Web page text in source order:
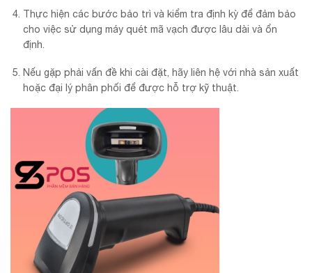
Thực hiện các bước bảo trì và kiểm tra định kỳ để đảm bảo
cho việc sử dụng máy quét mã vạch được lâu dài và ổn
định.
Nếu gặp phải vấn đề khi cài đặt, hãy liên hệ với nhà sản xuất
hoặc đại lý phân phối để được hỗ trợ kỹ thuật.